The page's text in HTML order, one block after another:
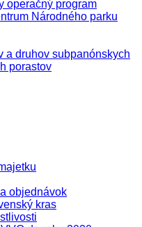
operačný program
Národného parku
a druhov subpanónskych
porastov
objednávok
kras